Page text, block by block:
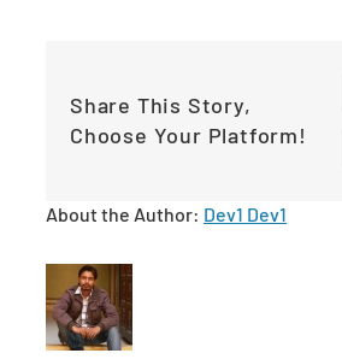
Share This Story,
Choose Your Platform!
About the Author: Dev1 Dev1